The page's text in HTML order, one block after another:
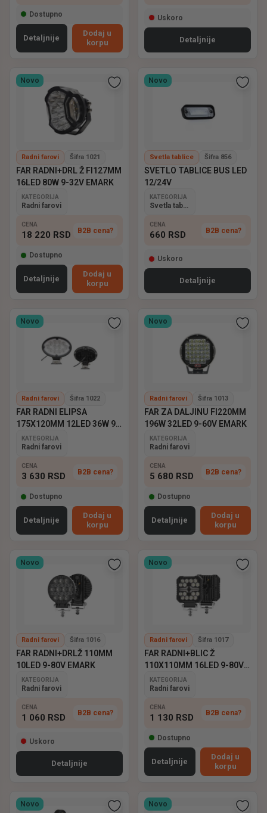
Dostupno
Detaljnije
Dodaj u
korpu
Uskoro
Detaljnije
Novo
Radni farovi Šifra 1021
FAR RADNI+DRL Ž FI127MM
16LED 80W 9-32V EMARK
KATEGORIJA
Radni farovi
CENA
18 220 RSD B2B cena?
Dostupno
Detaljnije
Dodaj u
korpu
Novo
Svetla tablice Šifra 856
SVETLO TABLICE BUS LED
12/24V
KATEGORIJA
Svetla tablice
CENA
660 RSD B2B cena?
Uskoro
Detaljnije
Novo
Radni farovi Šifra 1022
FAR RADNI ELIPSA
175X120MM 12LED 36W 9-
60V EMARK
KATEGORIJA
Radni farovi
CENA
3 630 RSD B2B cena?
Dostupno
Detaljnije
Dodaj u
korpu
Novo
Radni farovi Šifra 1013
FAR ZA DALJINU FI220MM
196W 32LED 9-60V EMARK
KATEGORIJA
Radni farovi
CENA
5 680 RSD B2B cena?
Dostupno
Detaljnije
Dodaj u
korpu
Novo
Radni farovi Šifra 1016
FAR RADNI+DRLŽ 110MM
10LED 9-80V EMARK
KATEGORIJA
Radni farovi
CENA
1 060 RSD B2B cena?
Uskoro
Detaljnije
Novo
Radni farovi Šifra 1017
FAR RADNI+BLIC Ž
110X110MM 16LED 9-80V
EMARK
KATEGORIJA
Radni farovi
CENA
1 130 RSD B2B cena?
Dostupno
Detaljnije
Dodaj u
korpu
Novo Novo